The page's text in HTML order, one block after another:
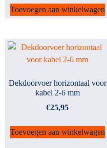
Toevoegen aan winkelwagen
Dekdoorvoer horizontaal voor
kabel 2-6 mm
€25,95
Toevoegen aan winkelwagen